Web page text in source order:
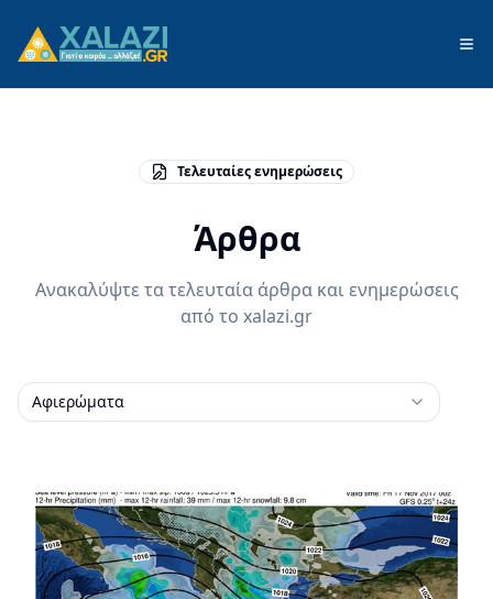
Τελευταίες ενημερώσεις
Άρθρα
Ανακαλύψτε τα τελευταία άρθρα και ενημερώσεις
από το xalazi.gr
Αφιερώματα